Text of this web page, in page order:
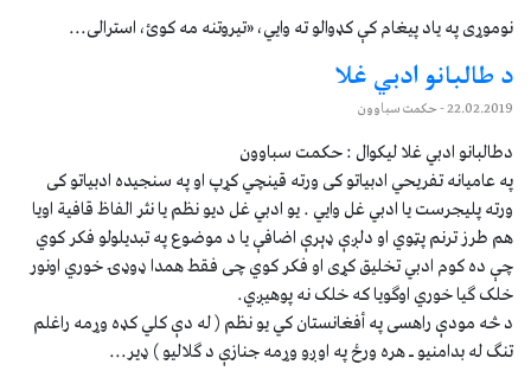
نوموړی په یاد پیغام کې کډوالو ته وايي، «تیروتنه مه کوئ، استرالی...
د طالبانو ادبي غلا
22.02.2019- حکمت سباوون
دطالبانو ادبي غلا لیکوال : حکمت سباوون
په عامیانه تفریحي ادبیاتو کی ورته قینچي کړپ او په سنجيده ادبیاتو کی
ورته پلیجرست یا ادبي غل وايي . یو ادبي غل دیو نظم یا نثر الفاظ قافیة اویا
هم طرز ترنم پټوي او دلږې ډېرې اضافې یا د موضوع په تبدیلولو فکر کوي
چې ده کوم ادبي تخليق کړی او فکر کوي چی فقط همدا ډوډۍ خوري اونور
خلک ګیا خوري اوګویا که خلک نه پوهیږي.
د څه مودې راهسی په أفغانستان کي یو نظم ( له دې کلي کډه وړمه راغلم
تنګ له بدامنیو ـ هره ورځ په اوږو وړمه جنازې د ګلالیو ) ډیر...